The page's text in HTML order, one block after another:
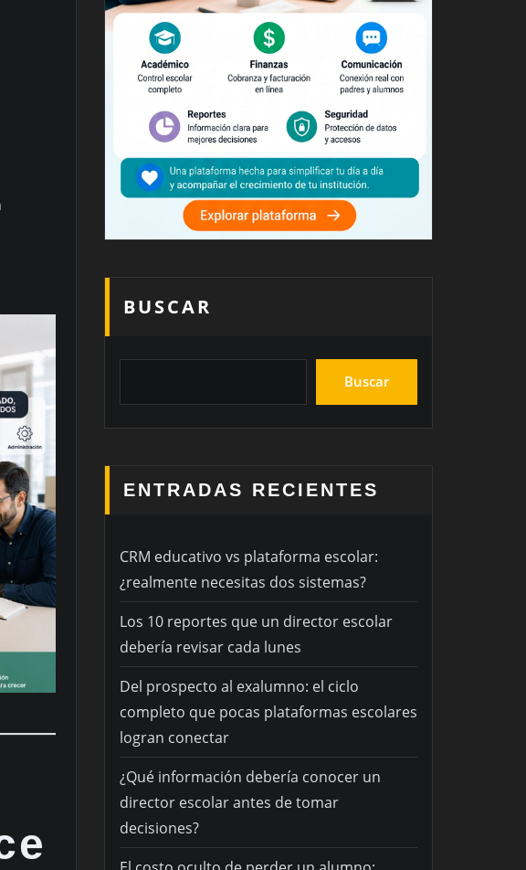
BUSCAR
Buscar
ENTRADAS RECIENTES
CRM educativo vs plataforma escolar:
¿realmente necesitas dos sistemas?
Los 10 reportes que un director escolar
debería revisar cada lunes
Del prospecto al exalumno: el ciclo
completo que pocas plataformas escolares
logran conectar
¿Qué información debería conocer un
director escolar antes de tomar
decisiones?